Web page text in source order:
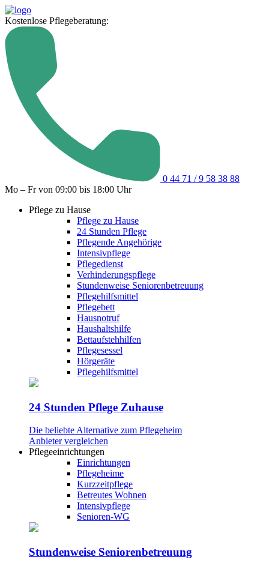
Kostenlose Pflegeberatung:
0 44 71 / 9 58 38 88
Mo – Fr von 09:00 bis 18:00 Uhr
Pflege zu Hause
Pflege zu Hause
24 Stunden Pflege
Pflegende Angehörige
Intensivpflege
Pflegedienst
Verhinderungspflege
Stundenweise Seniorenbetreuung
Pflegehilfsmittel
Pflegebett
Hausnotruf
Haushaltshilfe
Bettaufstehhilfen
Pflegesessel
Hörgeräte
Pflegehilfsmittel
24 Stunden Pflege Zuhause
Die beliebte Alternative zum Pflegeheim
Anbieter vergleichen
Pflegeeinrichtungen
Einrichtungen
Pflegeheime
Kurzzeitpflege
Betreutes Wohnen
Intensivpflege
Senioren-WG
Stundenweise Seniorenbetreuung